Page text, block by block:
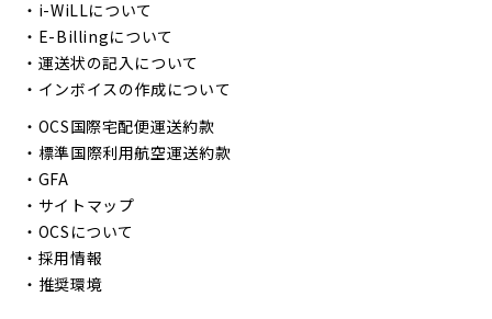
・ i-WiLLについて
・ E-Billingについて
・ 運送状の記入について
・ インボイスの作成について
・ OCS国際宅配便運送約款
・ 標準国際利用航空運送約款
・ GFA
・ サイトマップ
・ OCSについて
・ 採用情報
・ 推奨環境